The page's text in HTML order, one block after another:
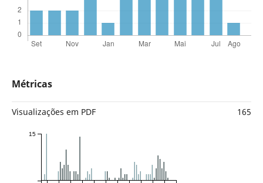
Métricas
Visualizações em PDF 165
15